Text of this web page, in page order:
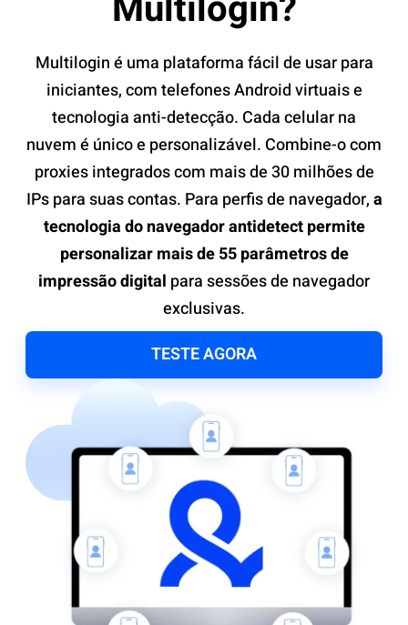
Multilogin é uma plataforma fácil de usar para
iniciantes, com telefones Android virtuais e
tecnologia anti-detecção. Cada celular na
nuvem é único e personalizável. Combine-o com
proxies integrados com mais de 30 milhões de
IPs para suas contas. Para perfis de navegador,a
tecnologia do navegador antidetect permite
personalizar mais de 55 parâmetros de
impressão digital para sessões de navegador
exclusivas.
TESTE AGORA